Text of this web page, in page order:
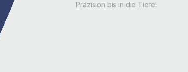
Präzision bis in die Tiefe!